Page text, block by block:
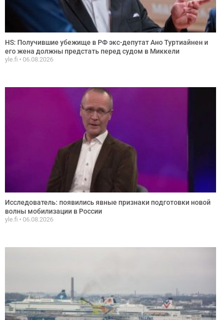
HS: Получившие убежище в РФ экс-депутат Ано Туртиайнен и
его жена должны предстать перед судом в Миккели
yle.fi 06.08.2026
Исследователь: появились явные признаки подготовки новой
волны мобилизации в России
yle.fi 06.08.2026